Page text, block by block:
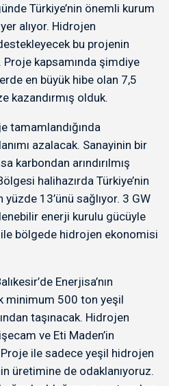
Türkiye’nin önemli kurum
alıyor. Hidrojen
bu projenin
kapsamında şimdiye
en büyük hibe olan 7,5
kazandırmış olduk.
tamamlandığında
azalacak. Sanayinin bir
karbondan arındırılmış
halihazırda Türkiye’nin
13’ünü sağlıyor. 3 GW
enerji kurulu gücüyle
bölgede hidrojen ekonomisi
Enerjisa’nın
minimum 500 ton yeşil
taşınacak. Hidrojen
ve Eti Maden’in
ile sadece yeşil hidrojen
üretimine de odaklanıyoruz.